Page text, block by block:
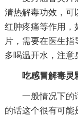
清热解毒功效，可
红肿疼痛等作用，
片，需要在医生
多喝温开水，注意
吃感冒解毒灵
一般情况下的
的话这个很有可能